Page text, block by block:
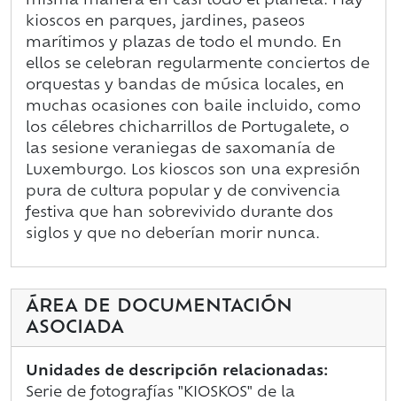
kioscos en parques, jardines, paseos
marítimos y plazas de todo el mundo. En
ellos se celebran regularmente conciertos de
orquestas y bandas de música locales, en
muchas ocasiones con baile incluido, como
los célebres chicharrillos de Portugalete, o
las sesione veraniegas de saxomanía de
Luxemburgo. Los kioscos son una expresión
pura de cultura popular y de convivencia
festiva que han sobrevivido durante dos
siglos y que no deberían morir nunca.
ÁREA DE DOCUMENTACIÓN
ASOCIADA
Unidades de descripción relacionadas:
Serie de fotografías "KIOSKOS" de la